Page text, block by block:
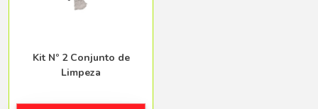
Kit Nº 2 Conjunto de
Limpeza